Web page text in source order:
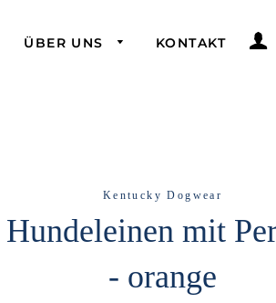
ÜBER UNS KONTAKT
Kentucky Dogwear
Hundeleinen mit
- orange